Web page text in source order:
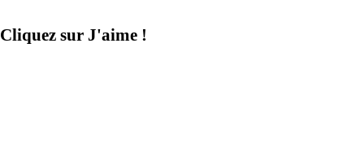
Cliquez sur J'aime !